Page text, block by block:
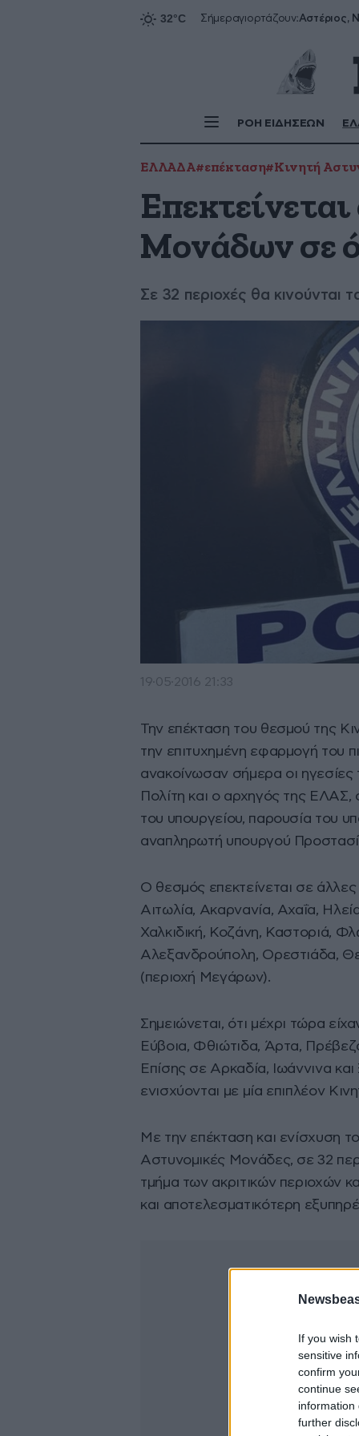
If you wish
sensitive
confirm
continue
information
further
Σήμεραγιορτάζουν:Αστέριος,
ΡΟΗ ΕΙΔΗΣΕΩΝ
ΕΛΛΑΔΑ#επέκταση#Κινητή
Μονάδων σε
Σε 32 περιοχές θα κινούνται
19·05·2016 21:33
Την επέκταση του θεσμού της
την επιτυχημένη εφαρμογή του
ανακοίνωσαν σήμερα οι
Πολίτη και ο αρχηγός της ΕΛΑΣ,
του υπουργείου, παρουσία του
αναπληρωτή υπουργού
Ο θεσμός επεκτείνεται σε
Αιτωλία, Ακαρνανία, Αχαΐα,
Χαλκιδική, Κοζάνη, Καστοριά,
Αλεξανδρούπολη, Ορεστιάδα,
(περιοχή Μεγάρων).
Σημειώνεται, ότι μέχρι τώρα
Εύβοια, Φθιώτιδα, Άρτα,
Επίσης σε Αρκαδία, Ιωάννινα
ενισχύονται με μία επιπλέον
Με την επέκταση και ενίσχυση
Αστυνομικές Μονάδες, σε 32
τμήμα των ακριτικών περιοχών
και αποτελεσματικότερη